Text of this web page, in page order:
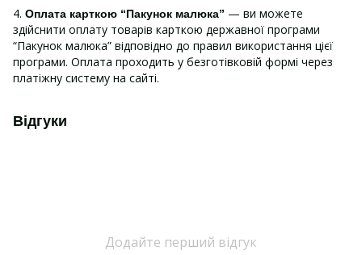
4. Оплата карткою “Пакунок малюка” — ви можете
здійснити оплату товарів карткою державної програми
“Пакунок малюка” відповідно до правил використання цієї
програми. Оплата проходить у безготівковій формі через
платіжну систему на сайті.
Відгуки
Додайте перший відгук